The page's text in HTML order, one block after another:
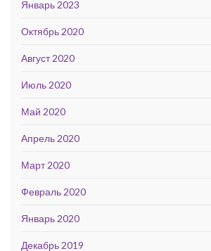
Январь 2023
Октябрь 2020
Август 2020
Июль 2020
Май 2020
Апрель 2020
Март 2020
Февраль 2020
Январь 2020
Декабрь 2019